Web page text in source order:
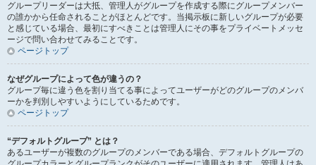
グループリーダーは大抵、管理人がグループを作成する際にグループメンバー
の誰かから任命されることがほとんどです。当掲示板に新しいグループが必要
と感じている場合、最初にすべきことは管理人にその事をプライベートメッセ
ージで問い合わせてみることです。
ページトップ
なぜグループによって色が違うの？
グループ毎に違う色を割り当てる事によってユーザーがどのグループのメンバ
ーかを判別しやすいようにしているためです。
ページトップ
“デフォルトグループ” とは？
あるユーザーが複数のグループのメンバーである場合、デフォルトグループの